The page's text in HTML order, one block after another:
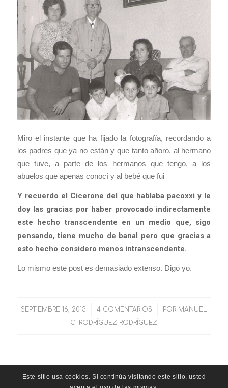
Miro el instante que ha fijado la fotografía, recordando a
los padres que ya no están y que tanto añoro, al hermano
que tuve, a parte de los hermanos que tengo, a los
abuelos que apenas conocí y al bebé que fui
Y recuerdo el Cicerone del que hablaba pacoxxi y le
doy las gracias por haber provocado indirectamente
este hecho transcendente en un medio que, sigo
pensando, tiene mucho de banal pero que gracias a
esto hecho considero menos intranscendente.
Lo mismo este post es demasiado extenso. Digo yo.
SEPTIEMBRE 16, 2013
/ 4 COMENTARIOS
/ POR MANUEL
C. RODRÍGUEZ RODRÍGUEZ
Este sitio usa cookies. Si continúa visitando este sitio, usted